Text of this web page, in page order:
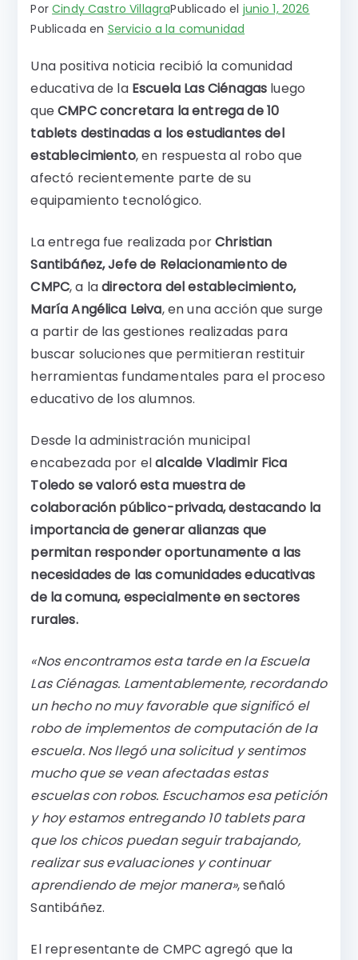
PorCindy Castro VillagraPublicado el junio 1, 2026
Publicada en Servicio a la comunidad
Una positiva noticia recibió la comunidad
educativa de la Escuela Las Ciénagas luego
queCMPC concretara la entrega de 10
tablets destinadas a los estudiantes del
establecimiento, en respuesta al robo que
afectó recientemente parte de su
equipamiento tecnológico.
La entrega fue realizada porChristian
Santibáñez, Jefe de Relacionamiento de
CMPC, a ladirectora del establecimiento,
María Angélica Leiva, en una acción que surge
a partir de las gestiones realizadas para
buscar soluciones que permitieran restituir
herramientas fundamentales para el proceso
educativo de los alumnos.
Desde la administración municipal
encabezada por elalcalde Vladimir Fica
Toledo se valoró esta muestra de
colaboración público-privada, destacando la
importancia de generar alianzas que
permitan responder oportunamente a las
necesidades de las comunidades educativas
de la comuna, especialmente en sectores
rurales.
«Nos encontramos esta tarde en la Escuela
Las Ciénagas. Lamentablemente, recordando
un hecho no muy favorable que significó el
robo de implementos de computación de la
escuela. Nos llegó una solicitud y sentimos
mucho que se vean afectadas estas
escuelas con robos. Escuchamos esa petición
y hoy estamos entregando 10 tablets para
que los chicos puedan seguir trabajando,
realizar sus evaluaciones y continuar
aprendiendo de mejor manera», señaló
Santibáñez.
El representante de CMPC agregó que la